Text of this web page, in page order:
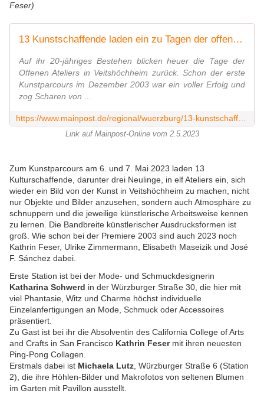
Feser)
13 Kunstschaffende laden ein zu Tagen der offenen Ateliers in Veitshöchheim
Auf ihr 20-jähriges Bestehen blicken heuer die Tage der
Offenen Ateliers in Veitshöchheim zurück. Schon der erste
Kunstparcours im Dezember 2003 war ein voller Erfolg und
zog Scharen von ...
Link auf Mainpost-Online vom 2.5.2023
Zum Kunstparcours am 6. und 7. Mai 2023 laden 13
Kulturschaffende, darunter drei Neulinge, in elf Ateliers ein, sich
wieder ein Bild von der Kunst in Veitshöchheim zu machen, nicht
nur Objekte und Bilder anzusehen, sondern auch Atmosphäre zu
schnuppern und die jeweilige künstlerische Arbeitsweise kennen
zu lernen. Die Bandbreite künstlerischer Ausdrucksformen ist
groß. Wie schon bei der Premiere 2003 sind auch 2023 noch
Kathrin Feser, Ulrike Zimmermann, Elisabeth Maseizik und José
F. Sánchez dabei.
Erste Station ist bei der Mode- und Schmuckdesignerin
Katharina Schwerd in der Würzburger Straße 30, die hier mit
viel Phantasie, Witz und Charme höchst individuelle
Einzelanfertigungen an Mode, Schmuck oder Accessoires
präsentiert.
Zu Gast ist bei ihr die Absolventin des California College of Arts
and Crafts in San Francisco Kathrin Feser mit ihren neuesten
Ping-Pong Collagen.
Erstmals dabei ist Michaela Lutz , Würzburger Straße 6 (Station
2), die ihre Höhlen-Bilder und Makrofotos von seltenen Blumen
im Garten mit Pavillon ausstellt.